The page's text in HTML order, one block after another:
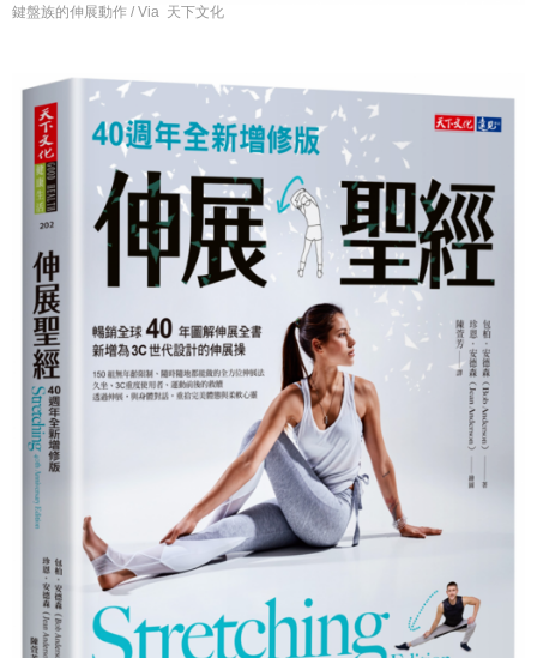
鍵盤族的伸展動作 / Via 天下文化